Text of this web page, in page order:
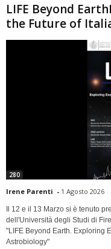
LIFE Beyond
the Future of
280
Irene Parenti - 1 Agosto 2026
Il 12 e il 13 Marzo si è tenuto
dell'Università degli Studi di
"LIFE Beyond Earth. Exploring
Astrobiology"